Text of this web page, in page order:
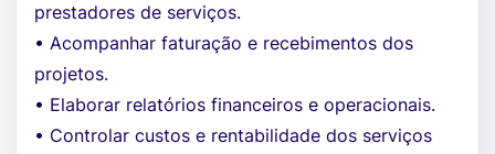
prestadores de serviços.
• Acompanhar faturação e recebimentos dos
projetos.
• Elaborar relatórios financeiros e operacionais.
• Controlar custos e rentabilidade dos serviços